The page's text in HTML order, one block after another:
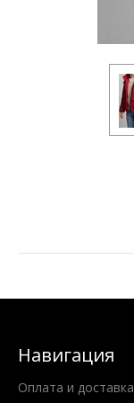
Навигация
Оплата и доставка